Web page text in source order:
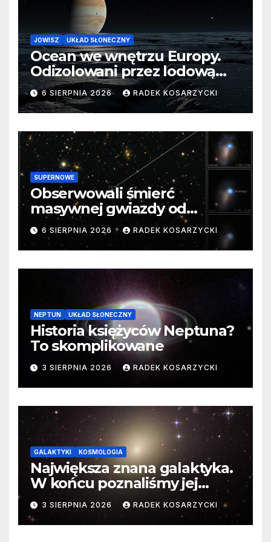
JOWISZ UKŁAD SŁONECZNY
Ocean we wnętrzu Europy.
Odizolowani przez lodową
barierę
6 SIERPNIA 2026 RADEK KOSARZYCKI
SUPERNOWE
Obserwowali śmierć
masywnej gwiazdy od
samego początku. Niezwykle
cenne dane
6 SIERPNIA 2026 RADEK KOSARZYCKI
NEPTUN UKŁAD SŁONECZNY
Historia księżyców Neptuna?
To skomplikowane
3 SIERPNIA 2026 RADEK KOSARZYCKI
GALAKTYKI KOSMOLOGIA
Największa znana galaktyka.
W końcu poznaliśmy jej
faktyczne wymiary
3 SIERPNIA 2026 RADEK KOSARZYCKI